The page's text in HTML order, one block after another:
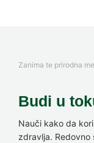
Zanima te prirodna
Budi u
Nauči kako da
zdravlja. Redovno